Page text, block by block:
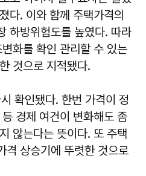
다. 이와 함께 주택가격의
하방위험도를 높였다. 따라
화를 확인 관리할 수 있는
것으로 지적됐다.
확인됐다. 한번 가격이 정
경제 여건이 변화해도 좀
않는다는 뜻이다. 또 주택
격 상승기에 뚜렷한 것으로